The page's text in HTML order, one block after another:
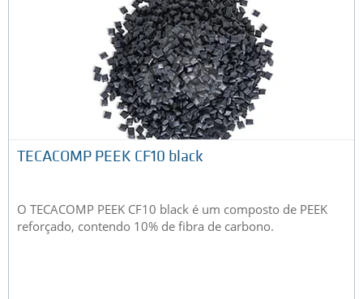
TECACOMP PEEK CF10 black
O TECACOMP PEEK CF10 black é um composto de PEEK
reforçado, contendo 10% de fibra de carbono.